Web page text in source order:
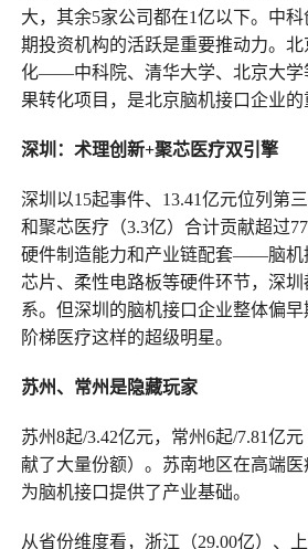
大，其余5家公司都在1亿以下。中
期投资机构的活跃是重要推动力。
化——中科院、清华大学、北京大学
果转化项目，是北京脑机接口企业的
深圳：术理创新+聚芯医疗双引擎
深圳以15起事件、13.41亿元位列第
和聚芯医疗（3.3亿）合计贡献超过
硬件制造能力和产业链配套——脑机
芯片、柔性电路板等硬件环节，深
系。但深圳的脑机接口企业整体偏早
阶梯医疗这样的超级明星。
苏州、常州是隐藏玩家
苏州8起/3.42亿元，常州6起/7.81亿
献了大量份额）。苏南地区在高端医
为脑机接口提供了产业基础。
从省份维度看，浙江（29.00亿）、